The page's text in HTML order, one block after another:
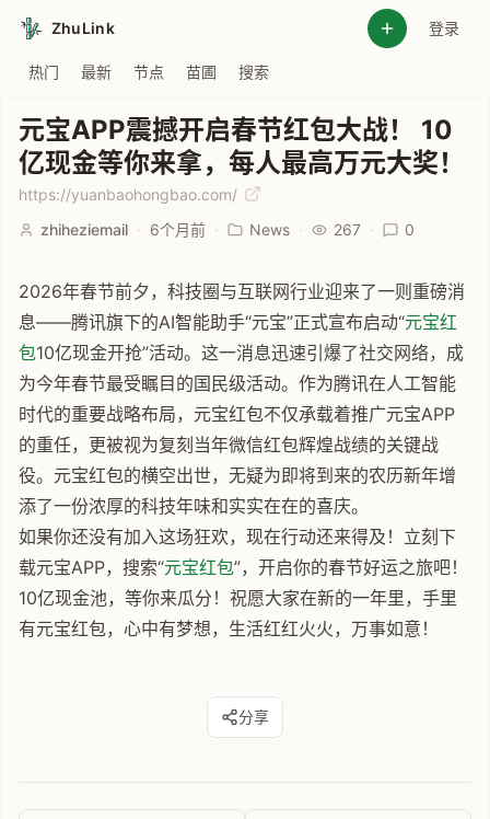
ZhuLink 登录
热门 最新 节点 苗圃 搜索
元宝APP震撼开启春节红包大战！ 10
亿现金等你来拿，每人最高万元大奖！
https://yuanbaohongbao.com/
zhiheziemail · 6个月前 · News · 267 · 0
2026年春节前夕，科技圈与互联网行业迎来了一则重磅消
息——腾讯旗下的AI智能助手“元宝”正式宣布启动“元宝红
包10亿现金开抢”活动。这一消息迅速引爆了社交网络，成
为今年春节最受瞩目的国民级活动。作为腾讯在人工智能
时代的重要战略布局，元宝红包不仅承载着推广元宝APP
的重任，更被视为复刻当年微信红包辉煌战绩的关键战
役。元宝红包的横空出世，无疑为即将到来的农历新年增
添了一份浓厚的科技年味和实实在在的喜庆。
如果你还没有加入这场狂欢，现在行动还来得及！立刻下
载元宝APP，搜索“元宝红包”，开启你的春节好运之旅吧！
10亿现金池，等你来瓜分！祝愿大家在新的一年里，手里
有元宝红包，心中有梦想，生活红红火火，万事如意！
分享